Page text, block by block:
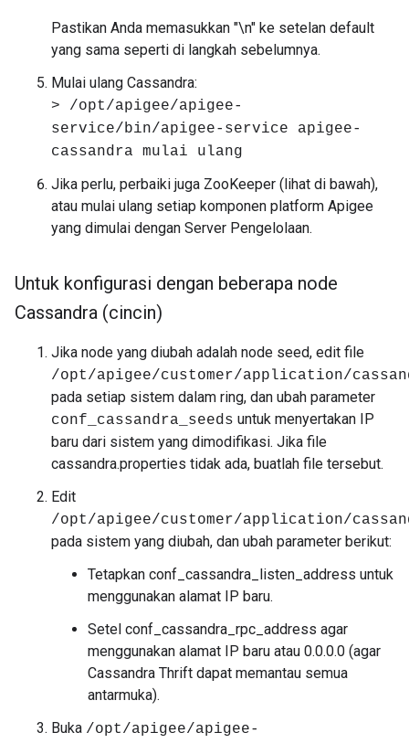
Pastikan Anda memasukkan "\n" ke setelan default
yang sama seperti di langkah sebelumnya.
Mulai ulang Cassandra:
> /opt/apigee/apigee-
service/bin/apigee-service apigee-
cassandra mulai ulang
Jika perlu, perbaiki juga ZooKeeper (lihat di bawah),
atau mulai ulang setiap komponen platform Apigee
yang dimulai dengan Server Pengelolaan.
Untuk konfigurasi dengan beberapa node
Cassandra (cincin)
Jika node yang diubah adalah node seed, edit file
/opt/apigee/customer/application/
pada setiap sistem dalam ring, dan ubah parameter
conf_cassandra_seeds untuk menyertakan IP
baru dari sistem yang dimodifikasi. Jika file
cassandra.properties tidak ada, buatlah file tersebut.
Edit
/opt/apigee/customer/application/
pada sistem yang diubah, dan ubah parameter berikut:
Tetapkan conf_cassandra_listen_address untuk
menggunakan alamat IP baru.
Setel conf_cassandra_rpc_address agar
menggunakan alamat IP baru atau 0.0.0.0 (agar
Cassandra Thrift dapat memantau semua
antarmuka).
Buka /opt/apigee/apigee-